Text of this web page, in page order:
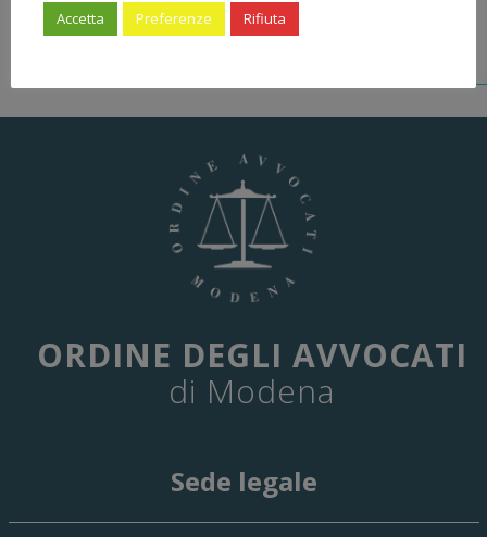
ORDINE DEGLI AVVOCATI
di Modena
Sede legale
Accetta Preferenze Rifiuta